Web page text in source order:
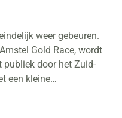
weer gebeuren.
Gold Race, wordt
publiek door het Zuid-
een kleine…